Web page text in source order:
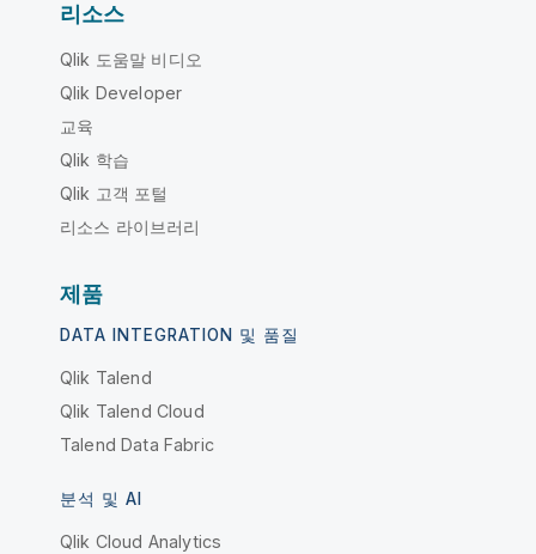
리소스
Qlik 도움말 비디오
Qlik Developer
교육
Qlik 학습
Qlik 고객 포털
리소스 라이브러리
제품
DATA INTEGRATION 및 품질
Qlik Talend
Qlik Talend Cloud
Talend Data Fabric
분석 및 AI
Qlik Cloud Analytics